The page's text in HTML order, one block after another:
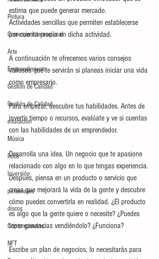
Pintura
Comercio internacional
Arte
Emprendimiento
Gestión de Calidad
Gestión de Calidad
educación
Música
Rock
Inversión
personajes
discos
Criptomonedas
NFT
estima que puede generar mercado.
Actividades sencillas que permiten establecerse
por cuenta propia en dicha actividad.
A continuación te ofrecemos varios consejos
valiosos que te servirán si planeas iniciar una vida
como empresario.
Para empezar, descubre tus habilidades. Antes de
invertir tiempo o recursos, evalúate y ve si cuentas
con las habilidades de un emprendedor.
Desarrolla una idea. Un negocio que te apasione
relacionado con algo en lo que tengas experiencia.
Después, piensa en un producto o servicio que
creas que mejorará la vida de la gente y descubre
cómo puedes convertirla en realidad. ¿El producto
es algo que la gente quiere o necesite? ¿Puedes
tener ganancias vendiéndolo? ¿Funciona?
Escribe un plan de negocios, lo necesitarás para